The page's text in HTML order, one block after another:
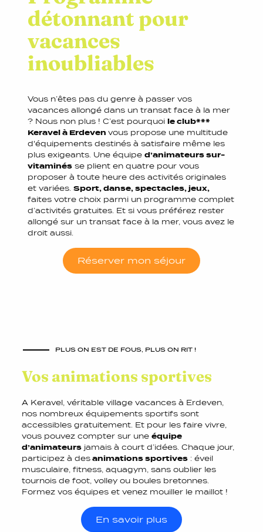
détonnant pour
vacances
inoubliables
Vous n’êtes pas du genre à passer vos
vacances allongé dans un transat face à la mer
? Nous non plus ! C’est pourquoile club***
Keravel à Erdevenvous propose une multitude
d'équipements destinés à satisfaire même les
plus exigeants. Une équiped’animateurs sur-
vitaminés se plient en quatre pour vous
proposer à toute heure des activités originales
et variées.Sport, danse, spectacles, jeux,
faites votre choix parmi un programme complet
d’activités gratuites. Et si vous préférez rester
allongé sur un transat face à la mer, vous avez le
droit aussi.
Réserver mon séjour
PLUS ON EST DE FOUS, PLUS ON RIT !
Vos animations sportives
A Keravel, véritable village vacances à Erdeven,
nos nombreux équipements sportifs sont
accessibles gratuitement. Et pour les faire vivre,
vous pouvez compter sur uneéquipe
d’animateurs jamais à court d’idées. Chaque jour,
participez à des animations sportives : éveil
musculaire, fitness, aquagym, sans oublier les
tournois de foot, volley ou boules bretonnes.
Formez vos équipes et venez mouiller le maillot !
En savoir plus